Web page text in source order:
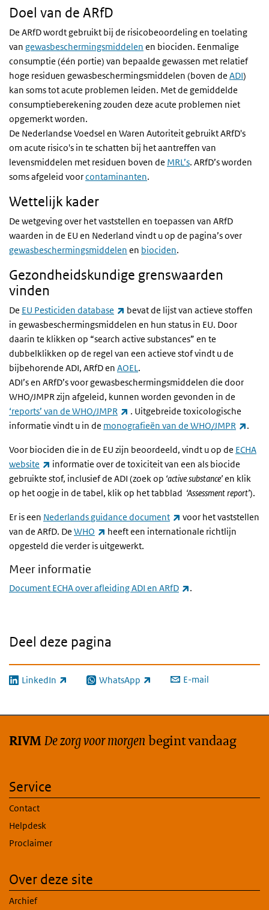
Doel van de ARfD
De ARfD wordt gebruikt bij de risicobeoordeling en toelating
van gewasbeschermingsmiddelen en biociden. Eenmalige
consumptie (één portie) van bepaalde gewassen met relatief
hoge residuen gewasbeschermingsmiddelen (boven de ADI)
kan soms tot acute problemen leiden. Met de gemiddelde
consumptieberekening zouden deze acute problemen niet
opgemerkt worden.
De Nederlandse Voedsel en Waren Autoriteit gebruikt ARfD's
om acute risico's in te schatten bij het aantreffen van
levensmiddelen met residuen boven de MRL’s. ARfD’s worden
soms afgeleid voorcontaminanten.
Wettelijk kader
De wetgeving over het vaststellen en toepassen van ARfD
waarden in de EU en Nederland vindt u op de pagina’s over
gewasbeschermingsmiddelen en biociden.
Gezondheidskundige grenswaarden
vinden
De EU Pesticiden database (externe link)
bevat de lijst van actieve stoffen
in gewasbeschermingsmiddelen en hun status in EU. Door
daarin te klikken op “search active substances” en te
dubbelklikken op de regel van een actieve stof vindt u de
bijbehorende ADI, ARfD en AOEL .
ADI’s en ARfD’s voor gewasbeschermingsmiddelen die door
WHO/JMPR zijn afgeleid, kunnen worden gevonden in de
‘reports’ van de WHO/JMPR
(externe link)
. Uitgebreide toxicologische
informatie vindt u in de monografieën van de WHO/JMPR .
Voor biociden die in de EU zijn beoordeeld, vindt u op de ECHA
website
(externe link)
informatie over de toxiciteit van een als biocide
gebruikte stof, inclusief de ADI (zoek op ‘active substance’en klik
op het oogje in de tabel, klik op het tabblad ‘Assessment report’).
Er is een Nederlandsguidance document (externe link)
voor het vaststellen
van de ARfD. De WHO (externe link)
heeft een internationale richtlijn
opgesteld die verder is uitgewerkt.
Meer informatie
Document ECHA over afleiding ADI en ARfD .
Deel deze pagina
LinkedIn
(externe link) WhatsApp
(externe link) E-mail
RIVM De zorg voor morgen begint vandaag
Service
Contact
Helpdesk
Proclaimer
Over deze site
Archief